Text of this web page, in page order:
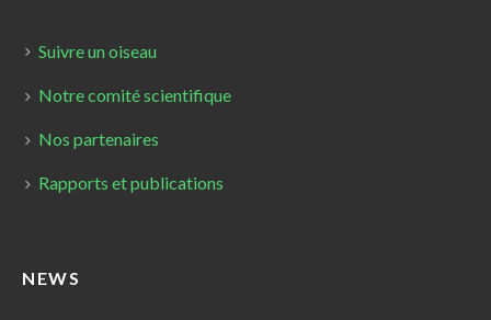
Suivre un oiseau
Notre comité scientifique
Nos partenaires
Rapports et publications
NEWS